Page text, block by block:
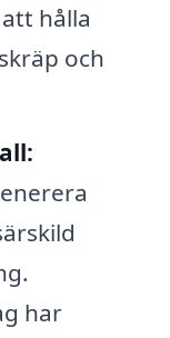
hålla
och
har